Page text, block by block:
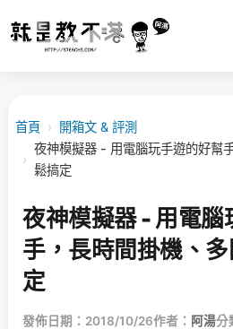
首頁 › 開箱文 & 評測
›
夜神模擬器 - 用電腦玩手遊的好幫
鬆搞定
夜神模擬器 - 用電腦
手，長時間掛機、
定
發佈日期：2018/10/26作者： 阿湯分